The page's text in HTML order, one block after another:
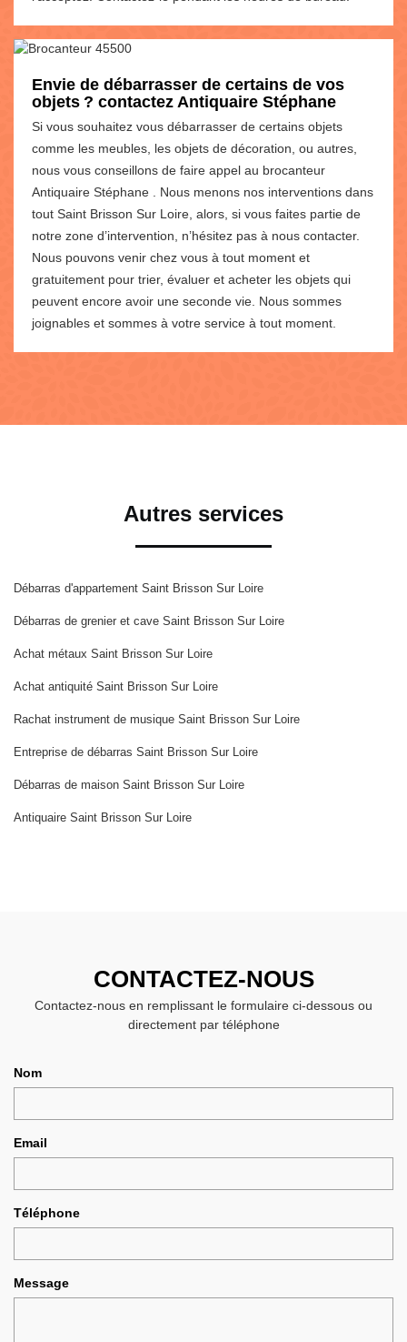
Envie de débarrasser de certains de vos
objets ? contactez Antiquaire Stéphane
Si vous souhaitez vous débarrasser de certains objets
comme les meubles, les objets de décoration, ou autres,
nous vous conseillons de faire appel au brocanteur
Antiquaire Stéphane . Nous menons nos interventions dans
tout Saint Brisson Sur Loire, alors, si vous faites partie de
notre zone d’intervention, n’hésitez pas à nous contacter.
Nous pouvons venir chez vous à tout moment et
gratuitement pour trier, évaluer et acheter les objets qui
peuvent encore avoir une seconde vie. Nous sommes
joignables et sommes à votre service à tout moment.
Autres services
Débarras d'appartement Saint Brisson Sur Loire
Débarras de grenier et cave Saint Brisson Sur Loire
Achat métaux Saint Brisson Sur Loire
Achat antiquité Saint Brisson Sur Loire
Rachat instrument de musique Saint Brisson Sur Loire
Entreprise de débarras Saint Brisson Sur Loire
Débarras de maison Saint Brisson Sur Loire
Antiquaire Saint Brisson Sur Loire
CONTACTEZ-NOUS
Contactez-nous en remplissant le formulaire ci-dessous ou
directement par téléphone
Nom
Email
Téléphone
Message